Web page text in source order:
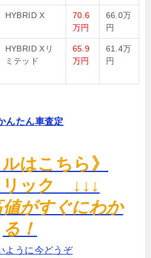
HYBRID X
70.6
万円
66.0万
円
HYBRID Xリ
ミテッド
65.9
万円
61.4万
円
んたん車査定
はこちら》
ック ↓↓↓
がすぐにわか
る！
ように今どうぞ